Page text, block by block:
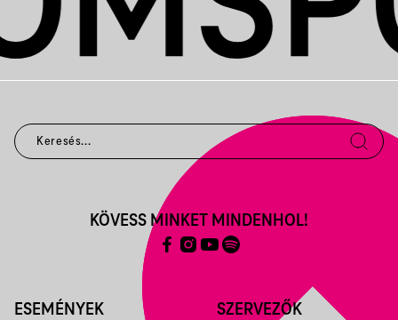
ESEMÉNYEK SZERVEZŐK
KÖVESS MINKET MINDENHOL!